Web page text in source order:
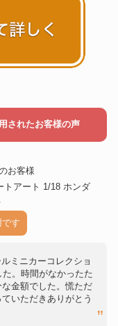
されたお客様の声
お客様
トアート 1/18 ホンダ
す
ミニカーコレクショ
。時間がなかったた
金額でした。慌ただ
いただきありがとう